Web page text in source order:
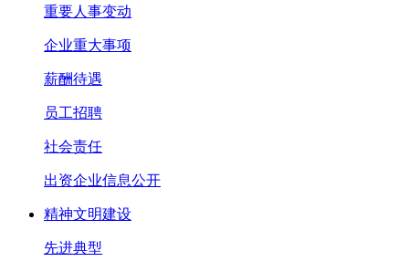
重要人事变动
企业重大事项
薪酬待遇
员工招聘
社会责任
出资企业信息公开
精神文明建设
先进典型